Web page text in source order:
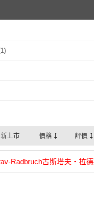
1)
新上市 價格 評價
Radbruch古斯塔夫‧拉